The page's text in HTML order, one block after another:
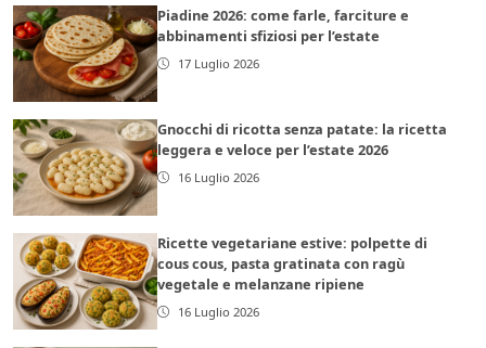
Piadine 2026: come farle, farciture e
abbinamenti sfiziosi per l’estate
17 Luglio 2026
Gnocchi di ricotta senza patate: la ricetta
leggera e veloce per l’estate 2026
16 Luglio 2026
Ricette vegetariane estive: polpette di
cous cous, pasta gratinata con ragù
vegetale e melanzane ripiene
16 Luglio 2026